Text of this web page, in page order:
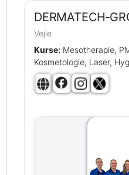
Vejle
Kurse: Mesotherapie,
Kosmetologie, Laser,